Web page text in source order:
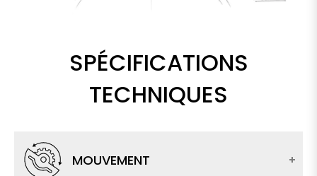
SPÉCIFICATIONS
TECHNIQUES
MOUVEMENT